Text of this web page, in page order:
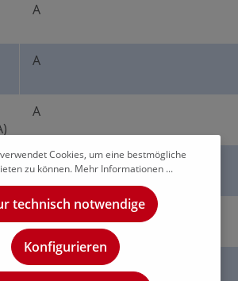
A
A
A
A
A
A
Cookies, um eine bestmögliche
zu können. Mehr Informationen ...
technisch notwendige
Konfigurieren